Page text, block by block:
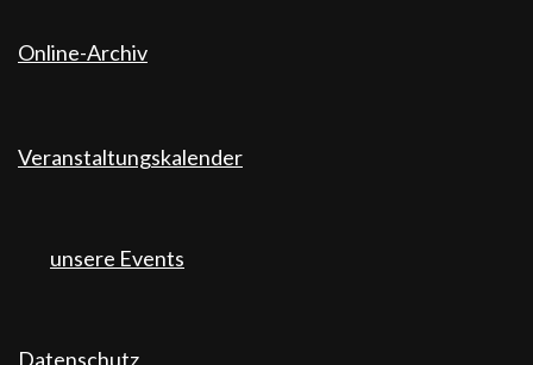
Online-Archiv
Veranstaltungskalender
unsere Events
Datenschutz